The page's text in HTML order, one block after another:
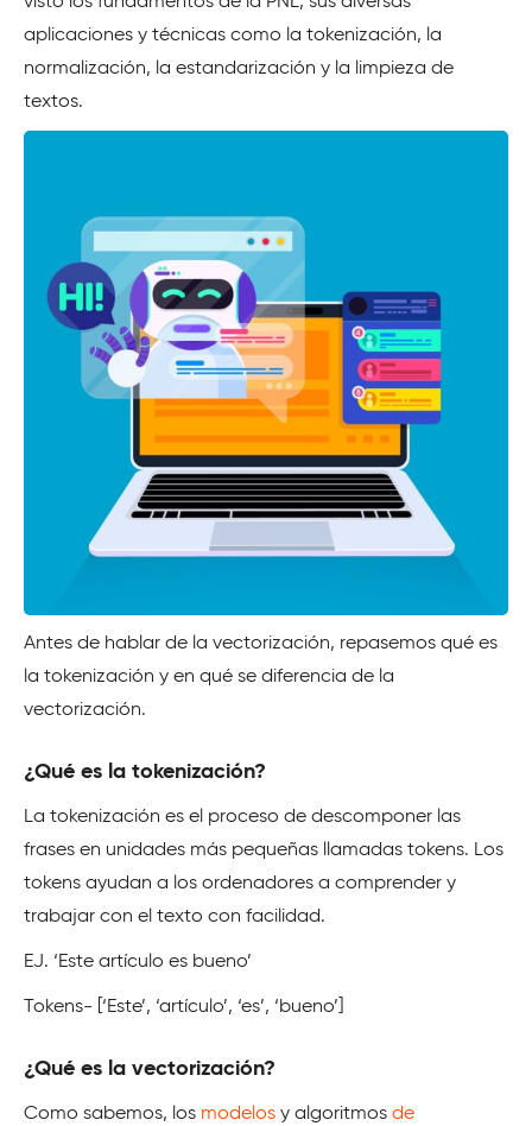
aplicaciones y técnicas como la tokenización, la
normalización, la estandarización y la limpieza de
textos.
Antes de hablar de la vectorización, repasemos qué es
la tokenización y en qué se diferencia de la
vectorización.
¿Qué es la tokenización?
La tokenización es el proceso de descomponer las
frases en unidades más pequeñas llamadas tokens. Los
tokens ayudan a los ordenadores a comprender y
trabajar con el texto con facilidad.
EJ. ‘Este artículo es bueno’
Tokens- [‘Este’, ‘artículo’, ‘es’, ‘bueno’]
¿Qué es la vectorización?
Como sabemos, los modelos y algoritmos de